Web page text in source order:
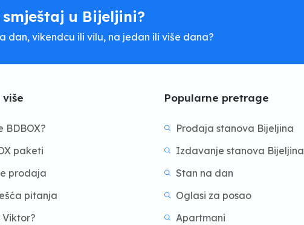
u Bijeljini?
dan, vikendcu ili vilu, na jedan ili više dana?
više
BDBOX?
paketi
prodaja
pitanja
Viktor?
Popularne pretrage
Prodaja stanova Bijeljina
Izdavanje stanova Bijeljina
Stan na dan
Oglasi za posao
Apartmani